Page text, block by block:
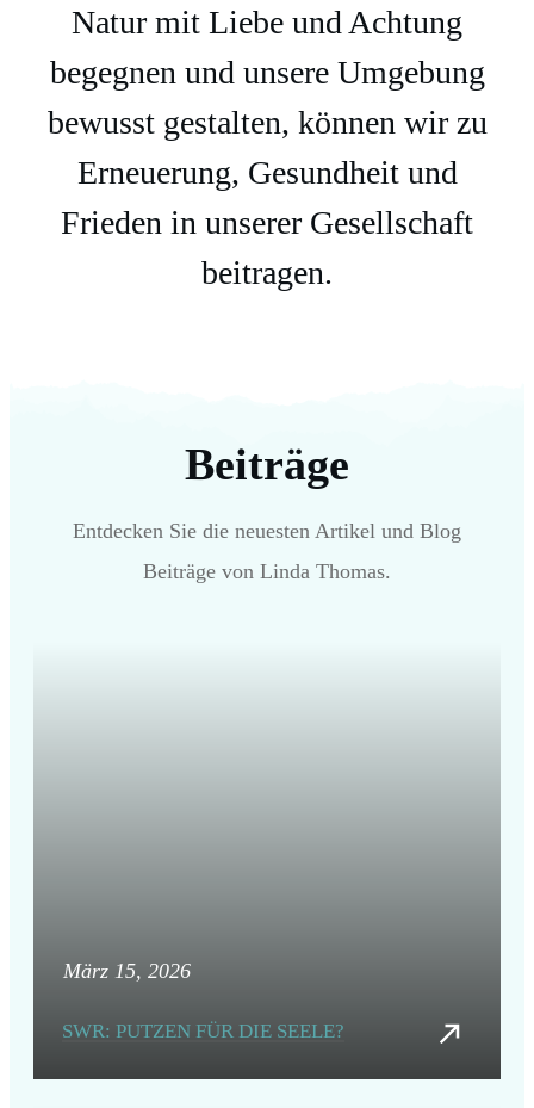
Natur mit Liebe und Achtung
begegnen und unsere Umgebung
bewusst gestalten, können wir zu
Erneuerung, Gesundheit und
Frieden in unserer Gesellschaft
beitragen.
Beiträge
Entdecken Sie die neuesten Artikel und Blog
Beiträge von Linda Thomas.
März 15, 2026
SWR: PUTZEN FÜR DIE SEELE?